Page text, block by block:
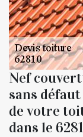
Nef
sans
de votre
dans le